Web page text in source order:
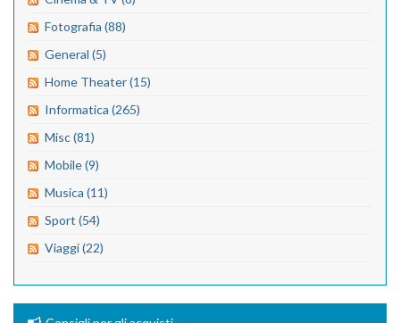
Fotografia (88)
General (5)
Home Theater (15)
Informatica (265)
Misc (81)
Mobile (9)
Musica (11)
Sport (54)
Viaggi (22)